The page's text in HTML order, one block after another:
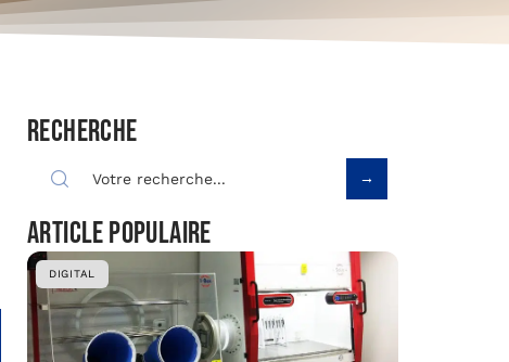
Recherche
Article populaire
DIGITAL